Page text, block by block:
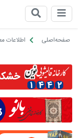
صفحه‌اصلی اطلاعات